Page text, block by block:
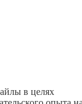
в целях